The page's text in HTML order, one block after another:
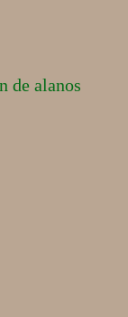
de alanos